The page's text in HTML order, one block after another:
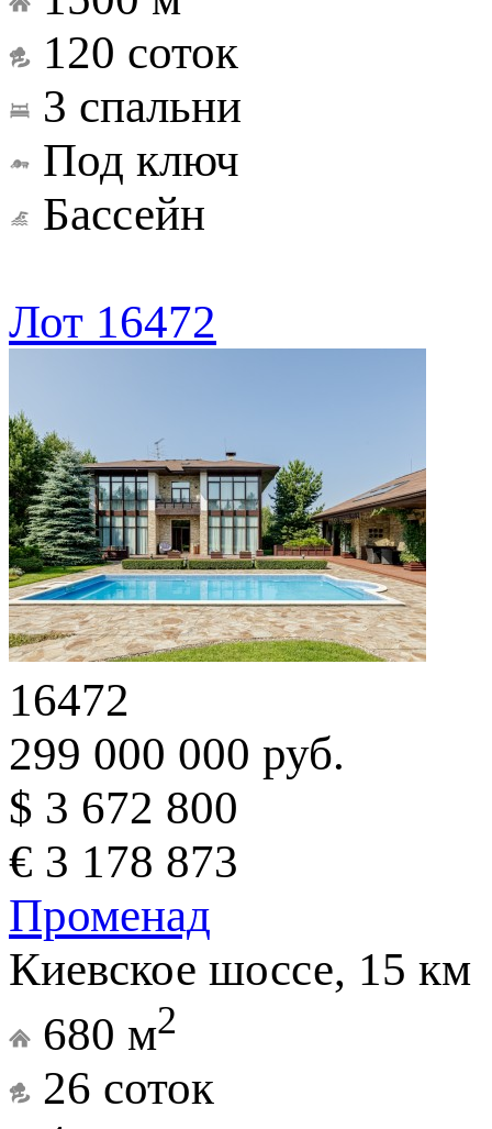
120 соток
3 спальни
Под ключ
Бассейн
Лот 16472
16472
299 000 000 руб.
$ 3 672 800
€ 3 178 873
Променад
Киевское шоссе, 15 км
680 м2
26 соток